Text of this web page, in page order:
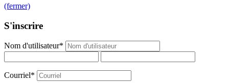
(fermer)
S'inscrire
Nom d'utilisateur*
Courriel*